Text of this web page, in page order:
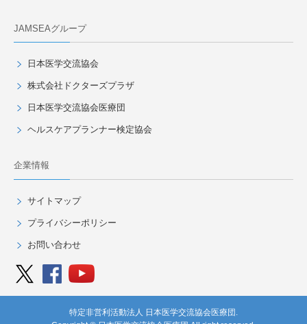
JAMSEAグループ
日本医学交流協会
株式会社ドクターズプラザ
日本医学交流協会医療団
ヘルスケアプランナー検定協会
企業情報
サイトマップ
プライバシーポリシー
お問い合わせ
特定非営利活動法人 日本医学交流協会医療団.